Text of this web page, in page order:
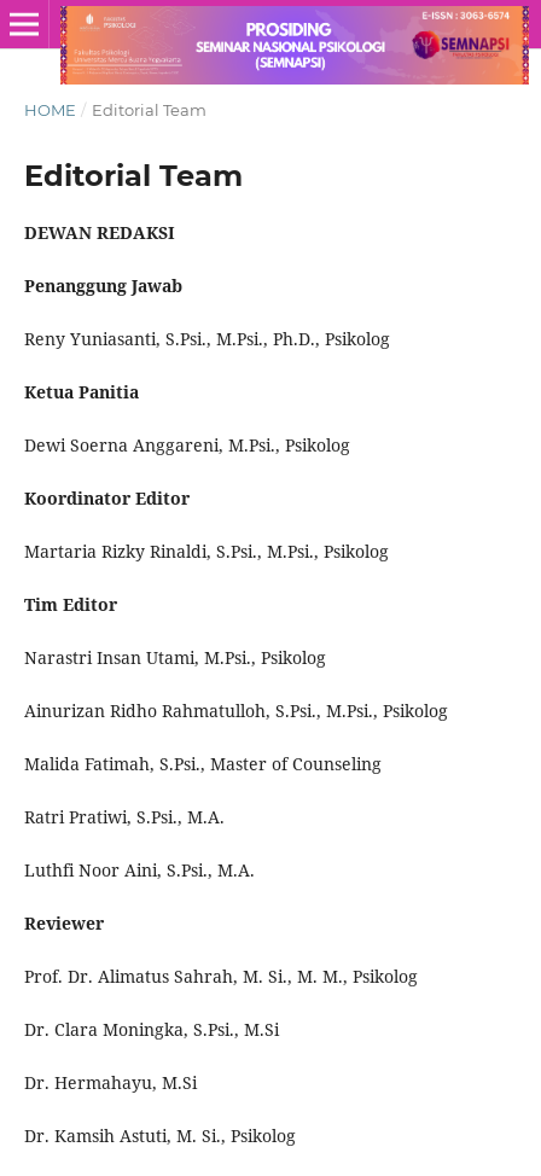
HOME / Editorial Team
Editorial Team
DEWAN REDAKSI
Penanggung Jawab
Reny Yuniasanti, S.Psi., M.Psi., Ph.D., Psikolog
Ketua Panitia
Dewi Soerna Anggareni, M.Psi., Psikolog
Koordinator Editor
Martaria Rizky Rinaldi, S.Psi., M.Psi., Psikolog
Tim Editor
Narastri Insan Utami, M.Psi., Psikolog
Ainurizan Ridho Rahmatulloh, S.Psi., M.Psi., Psikolog
Malida Fatimah, S.Psi., Master of Counseling
Ratri Pratiwi, S.Psi., M.A.
Luthfi Noor Aini, S.Psi., M.A.
Reviewer
Prof. Dr. Alimatus Sahrah, M. Si., M. M., Psikolog
Dr. Clara Moningka, S.Psi., M.Si
Dr. Hermahayu, M.Si
Dr. Kamsih Astuti, M. Si., Psikolog